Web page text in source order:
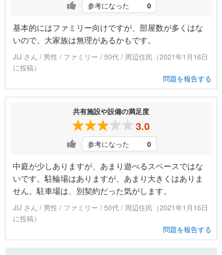
参考になった 0
基本的にはファミリー向けですが、部屋数が多くはな
いので、大家族は無理があるかもです。
JIJ さん / 男性 / ファミリー / 50代 / 周辺住民（2021年1月16日
に投稿）
問題を報告する
共有施設や設備の満足度
3.0
参考になった 0
中庭が少しありますが、あまり遊べるスペースではな
いです。駐輪場はありますが、あまり大きくはありま
せん。駐車場は、別契約だった気がします。
JIJ さん / 男性 / ファミリー / 50代 / 周辺住民（2021年1月16日
に投稿）
問題を報告する